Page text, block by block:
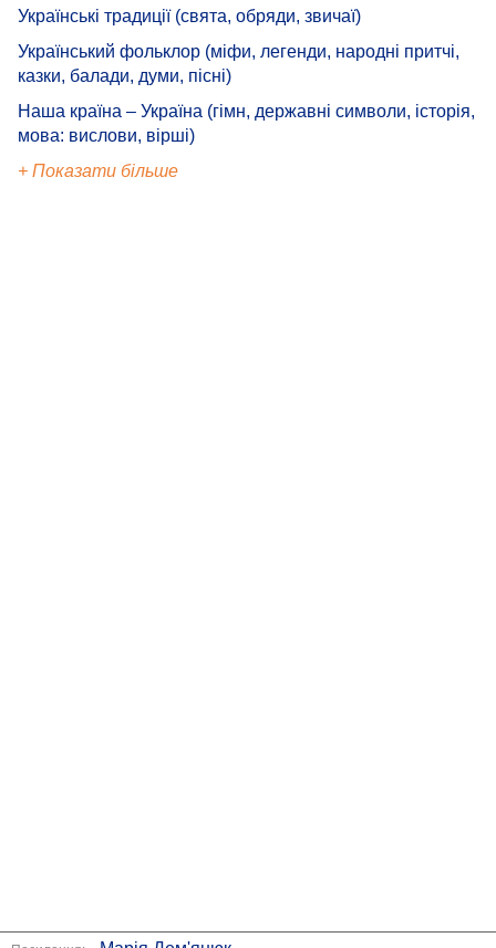
Українські традиції (свята, обряди, звичаї)
Український фольклор (міфи, легенди, народні притчі,
казки, балади, думи, пісні)
Наша країна – Україна (гімн, державні символи, історія,
мова: вислови, вірші)
+ Показати більше